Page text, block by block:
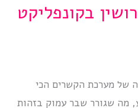
בקונפליקט
של מערכת הקשרים הכי
מה שגורר שבר עמוק בזהות